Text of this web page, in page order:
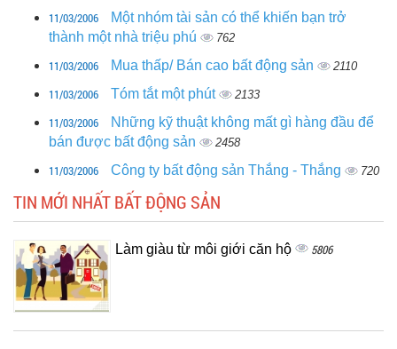
11/03/2006
Một nhóm tài sản có thể khiến bạn trở
thành một nhà triệu phú
762
11/03/2006 Mua thấp/ Bán cao bất động sản 2110
11/03/2006 Tóm tắt một phút 2133
11/03/2006
Những kỹ thuật không mất gì hàng đầu để
bán được bất động sản
2458
11/03/2006 Công ty bất động sản Thắng - Thắng 720
TIN MỚI NHẤT BẤT ĐỘNG SẢN
Làm giàu từ môi giới căn hộ 5806